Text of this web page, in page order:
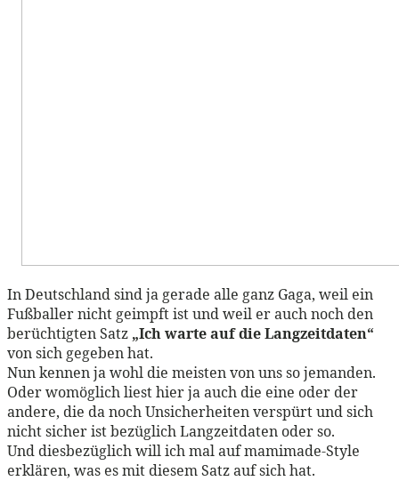
In Deutschland sind ja gerade alle ganz Gaga, weil ein
Fußballer nicht geimpft ist und weil er auch noch den
berüchtigten Satz „Ich warte auf die Langzeitdaten“
von sich gegeben hat.
Nun kennen ja wohl die meisten von uns so jemanden.
Oder womöglich liest hier ja auch die eine oder der
andere, die da noch Unsicherheiten verspürt und sich
nicht sicher ist bezüglich Langzeitdaten oder so.
Und diesbezüglich will ich mal auf mamimade-Style
erklären, was es mit diesem Satz auf sich hat.